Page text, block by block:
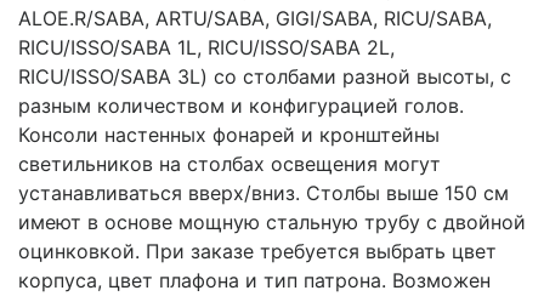
ALOE.R/SABA, ARTU/SABA, GIGI/SABA, RICU/SABA,
RICU/ISSO/SABA 1L, RICU/ISSO/SABA 2L,
RICU/ISSO/SABA 3L) со столбами разной высоты, с
разным количеством и конфигурацией голов.
Консоли настенных фонарей и кронштейны
светильников на столбах освещения могут
устанавливаться вверх/вниз. Столбы выше 150 см
имеют в основе мощную стальную трубу с двойной
оцинковкой. При заказе требуется выбрать цвет
корпуса, цвет плафона и тип патрона. Возможен